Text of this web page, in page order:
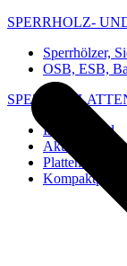
SPERRHOLZ-
Sperrhölzer,
OSB, ESB,
SPEZIAL-
Imi-Verbund
Akustik-
Platten und
Kompaktplatten